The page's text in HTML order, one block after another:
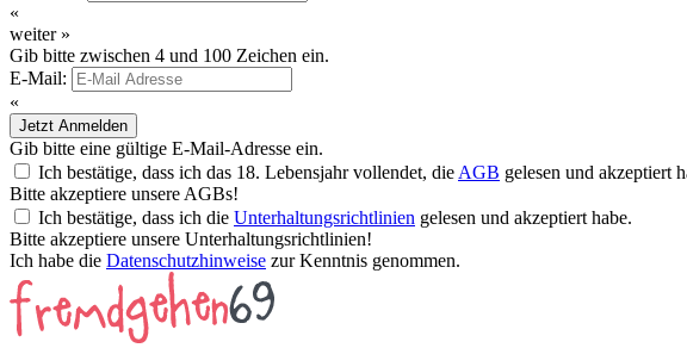
«
weiter »
Gib bitte zwischen 4 und 100 Zeichen ein.
E-Mail:
«
Jetzt Anmelden
Gib bitte eine gültige E-Mail-Adresse ein.
Ich bestätige, dass ich das 18. Lebensjahr vollendet, die AGB gelesen und akzeptiert
Bitte akzeptiere unsere AGBs!
Ich bestätige, dass ich die Unterhaltungsrichtlinien gelesen und akzeptiert habe.
Bitte akzeptiere unsere Unterhaltungsrichtlinien!
Ich habe die Datenschutzhinweise zur Kenntnis genommen.